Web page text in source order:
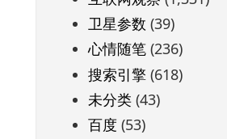
卫星参数 (39)
心情随笔(236)
搜索引擎 (618)
未分类(43)
百度 (53)